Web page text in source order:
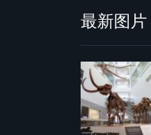
最新图片